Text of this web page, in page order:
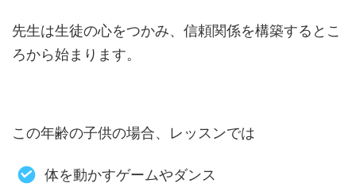
先生は生徒の心をつかみ、信頼関係を構築するとこ
ろから始まります。
この年齢の子供の場合、レッスンでは
体を動かすゲームやダンス